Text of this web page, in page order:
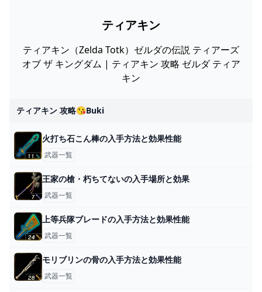
ティアキン
ティアキン（Zelda Totk）ゼルダの伝説 ティアーズ
オブ ザ キングダム | ティアキン 攻略 ゼルダ ティア
キン
ティアキン 攻略😘buki
火打ち石こん棒の入手方法と効果性能
武器一覧
王家の槍・朽ちてないの入手場所と効果
武器一覧
上等兵隊ブレードの入手方法と効果性能
武器一覧
モリブリンの骨の入手方法と効果性能
武器一覧